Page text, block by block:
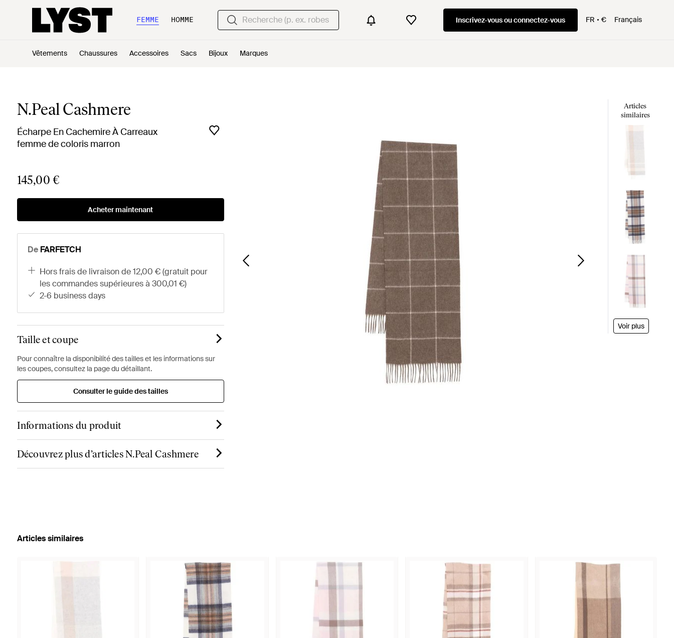
FEMME HOMME Inscrivez-vous ou connectez-vous FR € Français
Vêtements Chaussures Accessoires Sacs Bijoux Marques
N.Peal Cashmere
Écharpe En Cachemire À Carreaux
femme de coloris marron
145,00 €
Acheter maintenant
De FARFETCH
hors frais de livraison de 12,00 € (gratuit pour
les commandes supérieures à 300,01 €)
2-6 business days
Taille et coupe
Pour connaître la disponibilité des tailles et les informations sur
les coupes, consultez la page du détaillant.
Consulter le guide des tailles
Informations du produit
Découvrez plus d’articles N.Peal Cashmere
Articles
similaires
Voir plus
Articles similaires